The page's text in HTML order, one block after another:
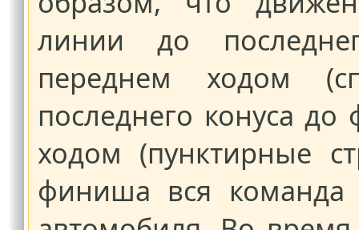
линии до
переднем ходом
последнего конуса
ходом (пунктирные
финиша вся команда